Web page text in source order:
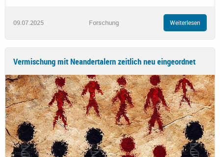
09.07.2025 Forschung Weiterlesen
Vermischung mit Neandertalern zeitlich neu eingeordnet